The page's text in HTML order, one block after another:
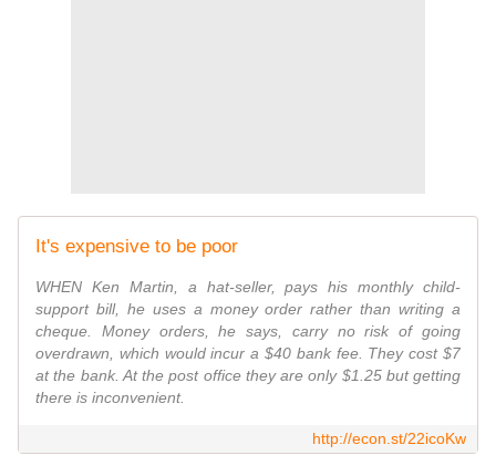
It's expensive to be poor
WHEN Ken Martin, a hat-seller, pays his monthly child-
support bill, he uses a money order rather than writing a
cheque. Money orders, he says, carry no risk of going
overdrawn, which would incur a $40 bank fee. They cost $7
at the bank. At the post office they are only $1.25 but getting
there is inconvenient.
http://econ.st/22icoKw